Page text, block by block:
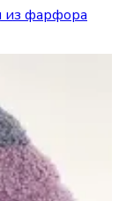
из фарфора